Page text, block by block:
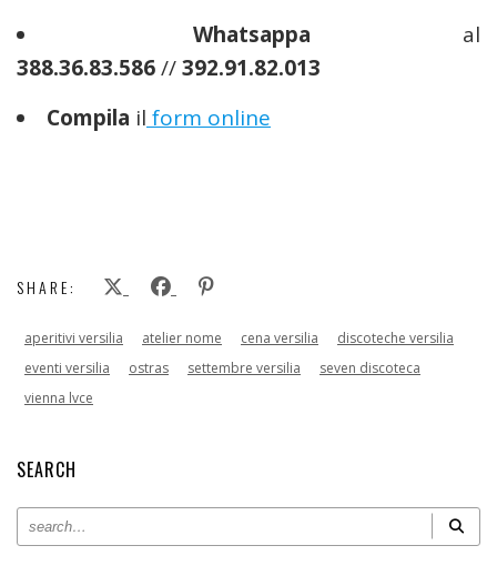
Whatsappa al
388.36.83.586//392.91.82.013
Compila il form online
SHARE:
aperitivi versilia atelier nome cena versilia
discoteche versilia
eventi versilia
ostras settembre versilia
seven discoteca
vienna lvce
SEARCH